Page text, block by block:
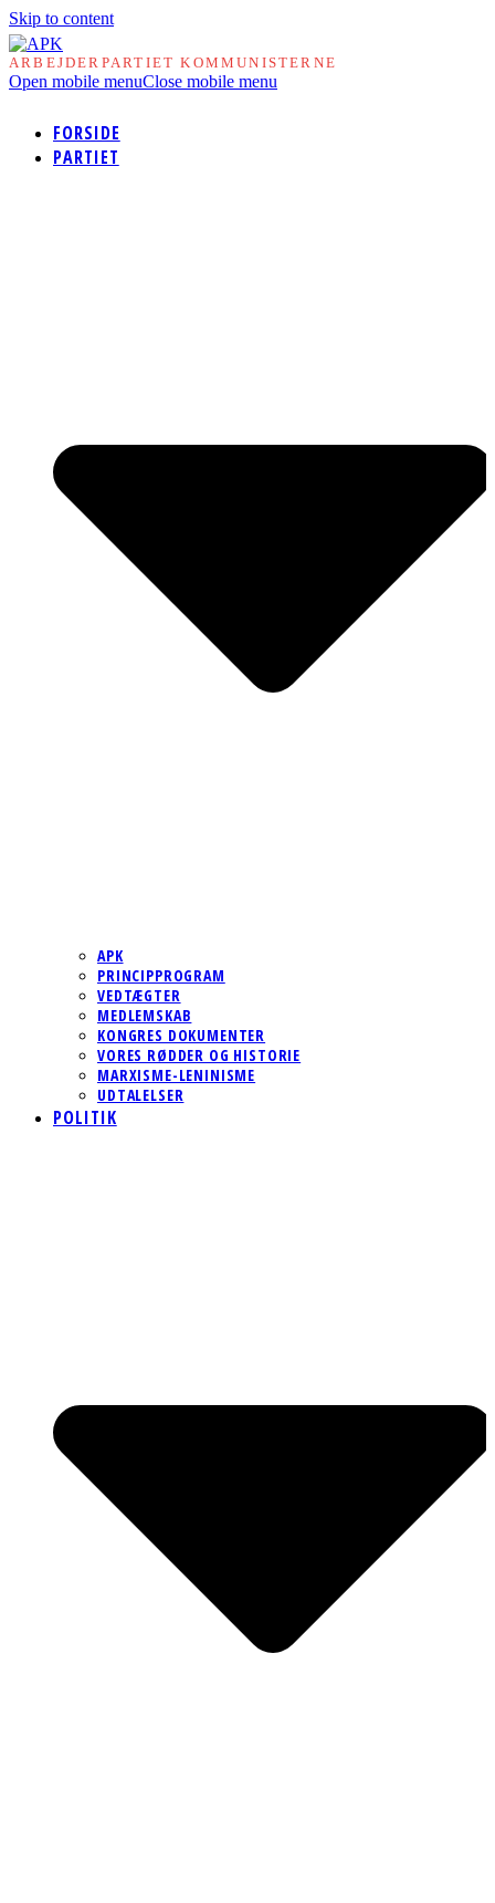
Skip to content
ARBEJDERPARTIET KOMMUNISTERNE
Open mobile menuClose mobile menu
FORSIDE
PARTIET
APK
PRINCIPPROGRAM
VEDTÆGTER
MEDLEMSKAB
KONGRES DOKUMENTER
VORES RØDDER OG HISTORIE
MARXISME-LENINISME
UDTALELSER
POLITIK